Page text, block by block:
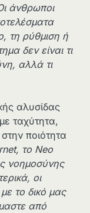
άνθρωποι
τη ρύθμιση ή
δεν είναι τι
αλλά τι
αλυσίδας
με ταχύτητα,
ποιότητα
το Neo
νοημοσύνης
οι
το δικό μας
από